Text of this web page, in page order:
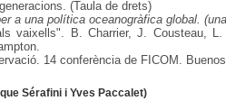
(Taula de drets)
a una política oceanogràfica global.
vaixells". B. Charrier, J. Cousteau,
14 conferència de FICOM.
Sérafini i Yves Paccalet)